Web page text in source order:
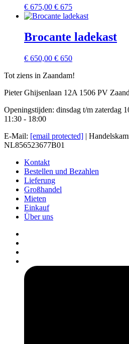
€ 675,00 € 675
Brocante ladekast
€ 650,00 € 650
Tot ziens in Zaandam!
Pieter Ghijsenlaan 12A 1506 PV
Openingstijden: dinsdag t/m zaterdag
11:30 - 18:00
E-Mail: [email protected] |
NL856523677B01
Kontakt
Bestellen und Bezahlen
Lieferung
Großhandel
Mieten
Einkauf
Über uns